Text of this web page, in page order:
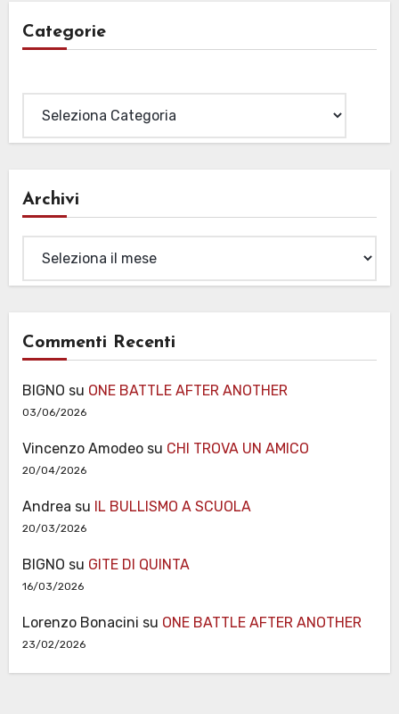
Categorie
Archivi
Commenti Recenti
BIGNO su ONE BATTLE AFTER ANOTHER
03/06/2026
Vincenzo Amodeosu CHI TROVA UN AMICO
20/04/2026
Andrea su IL BULLISMO A SCUOLA
20/03/2026
BIGNO su GITE DI QUINTA
16/03/2026
Lorenzo Bonacini su ONE BATTLE AFTER ANOTHER
23/02/2026